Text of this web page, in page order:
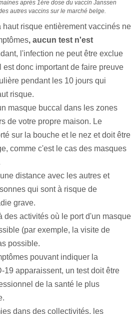
après 1ère dose du vaccin Janssen
autres vaccins sur le marché belge.
haut risque entièrement vaccinés ne
, aucun test n'est
l'infection ne peut être exclue
est donc important de faire preuve
pendant les 10 jours qui
risque.
masque buccal dans les zones
de votre propre maison. Le
sur la bouche et le nez et doit être
comme c'est le cas des masques
distance avec les autres et
qui sont à risque de
grave.
des activités où le port d'un masque
(par exemple, la visite de
possible.
pouvant indiquer la
19 apparaissent, un test doit être
de la santé le plus
dans des collectivités, les